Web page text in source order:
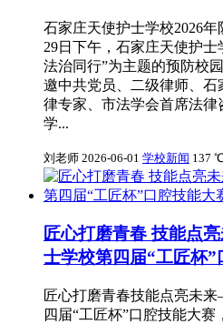
石家庄天使护士学校2026年
29日下午，石家庄天使护
法治同行”为主题的预防校
邀中共党员、二级律师、
律专家、市法学会首席法律
学...
刘老师 2026-06-01 学校新闻 137
匠心打磨青春 技能点
士学校第四届“工匠杯”
匠心打磨青春技能点亮未
四届“工匠杯”口腔技能大赛